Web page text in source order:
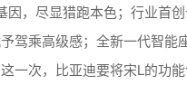
，尽显猎跑本色；行业首
驾乘高级感；全新一代智
一次，比亚迪要将宋L的功